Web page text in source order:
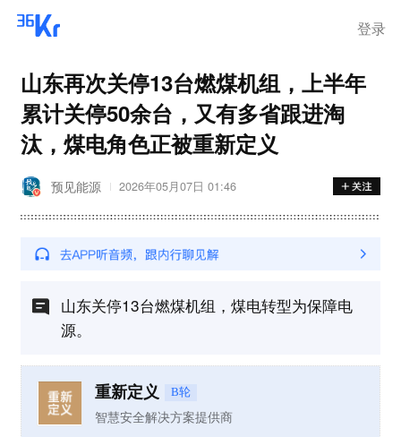
登录
山东再次关停13台燃煤机组，上半年
累计关停50余台，又有多省跟进淘
汰，煤电角色正被重新定义
预见能源 2026年05月07日 01:46
山东关停13台燃煤机组，煤电转型为保障电
源。
重新定义 B轮
智慧安全解决方案提供商